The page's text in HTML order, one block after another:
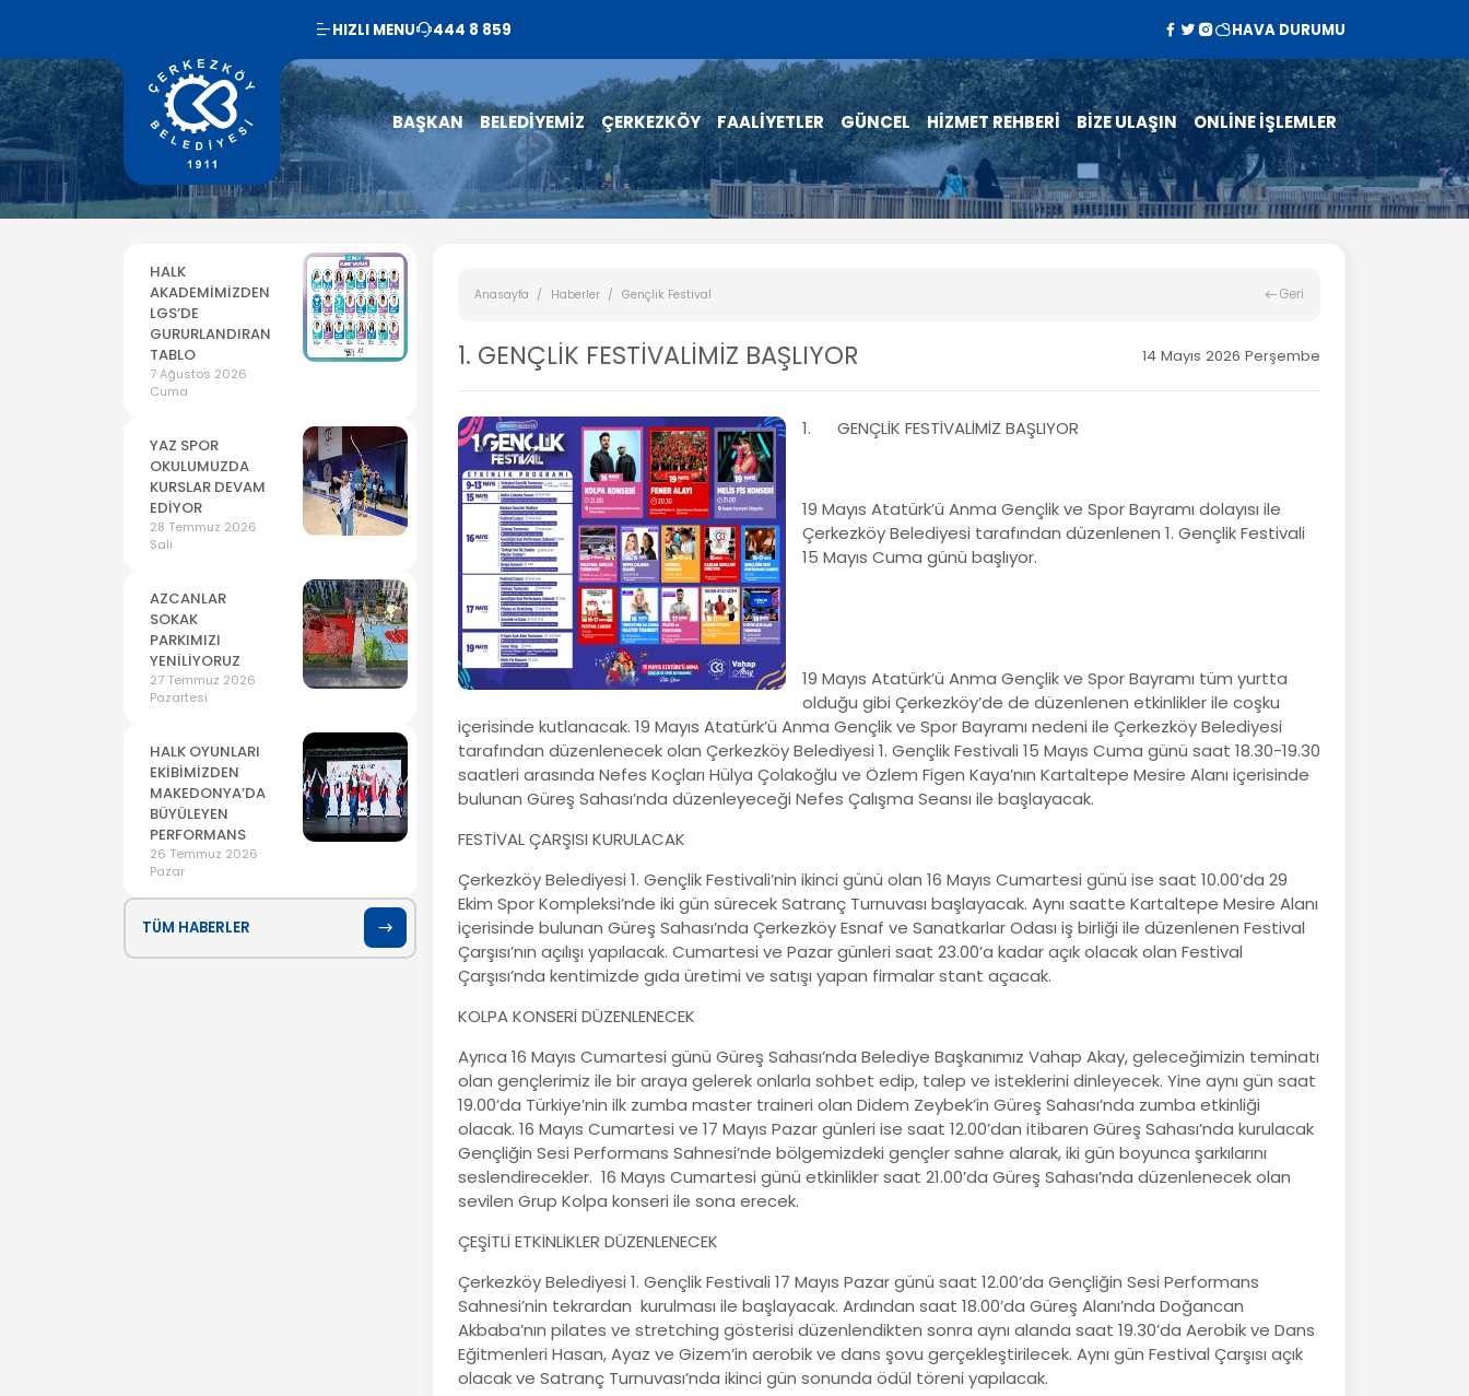
HIZLI MENU 444 8 859 HAVA DURUMU
BAŞKAN BELEDİYEMİZ ÇERKEZKÖY FAALİYETLER GÜNCEL HİZMET REHBERİ BİZE ULAŞIN ONLİNE İŞLEMLER
HALK
AKADEMİMİZDEN
LGS’DE
GURURLANDIRAN
TABLO
7 Ağustos 2026
Cuma
YAZ SPOR
OKULUMUZDA
KURSLAR DEVAM
EDİYOR
28 Temmuz 2026
Salı
AZCANLAR
SOKAK
PARKIMIZI
YENİLİYORUZ
27 Temmuz 2026
Pazartesi
HALK OYUNLARI
EKİBİMİZDEN
MAKEDONYA’DA
BÜYÜLEYEN
PERFORMANS
26 Temmuz 2026
Pazar
TÜM HABERLER
Anasayfa Haberler Gençlik Festival Geri
1. GENÇLİK FESTİVALİMİZ BAŞLIYOR 14 Mayıs 2026 Perşembe
1. GENÇLİK FESTİVALİMİZ BAŞLIYOR
19 Mayıs Atatürk’ü Anma Gençlik ve Spor Bayramı dolayısı ile
Çerkezköy Belediyesi tarafından düzenlenen 1. Gençlik Festivali
15 Mayıs Cuma günü başlıyor.
19 Mayıs Atatürk’ü Anma Gençlik ve Spor Bayramı tüm yurtta
olduğu gibi Çerkezköy’de de düzenlenen etkinlikler ile coşku
içerisinde kutlanacak. 19 Mayıs Atatürk’ü Anma Gençlik ve Spor Bayramı nedeni ile Çerkezköy Belediyesi
tarafından düzenlenecek olan Çerkezköy Belediyesi 1. Gençlik Festivali 15 Mayıs Cuma günü saat 18.30-19.30
saatleri arasında Nefes Koçları Hülya Çolakoğlu ve Özlem Figen Kaya’nın Kartaltepe Mesire Alanı içerisinde
bulunan Güreş Sahası’nda düzenleyeceği Nefes Çalışma Seansı ile başlayacak.
FESTİVAL ÇARŞISI KURULACAK
Çerkezköy Belediyesi 1. Gençlik Festivali’nin ikinci günü olan 16 Mayıs Cumartesi günü ise saat 10.00’da 29
Ekim Spor Kompleksi’nde iki gün sürecek Satranç Turnuvası başlayacak. Aynı saatte Kartaltepe Mesire Alanı
içerisinde bulunan Güreş Sahası’nda Çerkezköy Esnaf ve Sanatkarlar Odası iş birliği ile düzenlenen Festival
Çarşısı’nın açılışı yapılacak. Cumartesi ve Pazar günleri saat 23.00’a kadar açık olacak olan Festival
Çarşısı’nda kentimizde gıda üretimi ve satışı yapan firmalar stant açacak.
KOLPA KONSERİ DÜZENLENECEK
Ayrıca 16 Mayıs Cumartesi günü Güreş Sahası’nda Belediye Başkanımız Vahap Akay, geleceğimizin teminatı
olan gençlerimiz ile bir araya gelerek onlarla sohbet edip, talep ve isteklerini dinleyecek. Yine aynı gün saat
19.00’da Türkiye’nin ilk zumba master traineri olan Didem Zeybek’in Güreş Sahası’nda zumba etkinliği
olacak. 16 Mayıs Cumartesi ve 17 Mayıs Pazar günleri ise saat 12.00’dan itibaren Güreş Sahası’nda kurulacak
Gençliğin Sesi Performans Sahnesi’nde bölgemizdeki gençler sahne alarak, iki gün boyunca şarkılarını
seslendirecekler. 16 Mayıs Cumartesi günü etkinlikler saat 21.00’da Güreş Sahası’nda düzenlenecek olan
sevilen Grup Kolpa konseri ile sona erecek.
ÇEŞİTLİ ETKİNLİKLER DÜZENLENECEK
Çerkezköy Belediyesi 1. Gençlik Festivali 17 Mayıs Pazar günü saat 12.00’da Gençliğin Sesi Performans
Sahnesi’nin tekrardan kurulması ile başlayacak. Ardından saat 18.00’da Güreş Alanı’nda Doğancan
Akbaba’nın pilates ve stretching gösterisi düzenlendikten sonra aynı alanda saat 19.30’da Aerobik ve Dans
Eğitmenleri Hasan, Ayaz ve Gizem’in aerobik ve dans şovu gerçekleştirilecek. Aynı gün Festival Çarşısı açık
olacak ve Satranç Turnuvası’nda ikinci gün sonunda ödül töreni yapılacak.